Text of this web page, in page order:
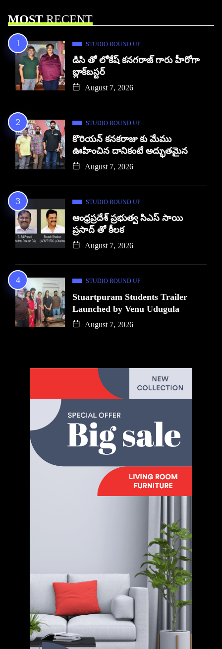
MOSTRECENT
STUDIO ROUND UP
డిసి తో లోకేష్ కనగరాజ్ గారు హీరోగా
బ్లాక్‌బస్టర్
August 7, 2026
STUDIO ROUND UP
కొరియన్ కనకరాజు కు మేము
ఊహించిన దానికంటే అద్భుతమైన
August 7, 2026
STUDIO ROUND UP
ఆంధ్రప్రదేశ్ ప్రభుత్వ సిఎస్ సాయి
ప్రసాద్ తో కీలక
August 7, 2026
STUDIO ROUND UP
Stuartpuram Students Trailer
Launched by Venu Udugula
August 7, 2026